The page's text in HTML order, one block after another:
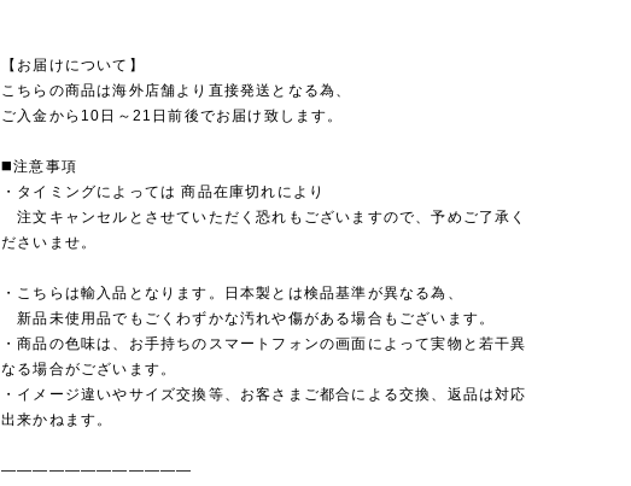
【お届けについて】
こちらの商品は海外店舗より直接発送となる為、
ご入金から10日～21日前後でお届け致します。
◼️注意事項
・タイミングによっては 商品在庫切れにより
注文キャンセルとさせていただく恐れもございますので、予めご了承く
ださいませ。
・こちらは輸入品となります。日本製とは検品基準が異なる為、
新品未使用品でもごくわずかな汚れや傷がある場合もございます。
・商品の色味は、お手持ちのスマートフォンの画面によって実物と若干異
なる場合がございます。
・イメージ違いやサイズ交換等、お客さまご都合による交換、返品は対応
出来かねます。
————————————